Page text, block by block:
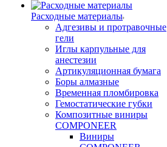
Расходные материалы
Адгезивы и протравочные
гели
Иглы карпульные для
анестезии
Артикуляционная бумага
Боры алмазные
Временная пломбировка
Гемостатические губки
Композитные виниры
COMPONEER
Виниры